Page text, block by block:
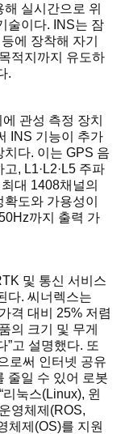
실시간으로 위
술이다. INS는 잠
에 장착해 자기
적지까지 유도하
.
관성 측정 장치
INS 기능이 추가
다. 이는 GPS 음
, L1·L2·L5 주파
대 1408채널의
도와 가용성이
까지 출력 가
및 통신 서비스
다. 씨너렉스는
격 대비 25% 저렴
의 크기 및 무게
”고 설명했다. 또
로써 인터넷 공유
줄일 수 있어 로봇
리눅스(Linux), 윈
영체제(ROS,
체제(OS)를 지원